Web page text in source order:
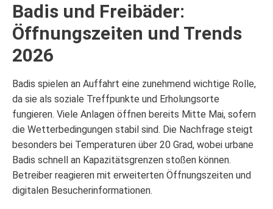
Badis und Freibäder:
Öffnungszeiten und Trends
2026
Badis spielen an Auffahrt eine zunehmend wichtige Rolle,
da sie als soziale Treffpunkte und Erholungsorte
fungieren. Viele Anlagen öffnen bereits Mitte Mai, sofern
die Wetterbedingungen stabil sind. Die Nachfrage steigt
besonders bei Temperaturen über 20 Grad, wobei urbane
Badis schnell an Kapazitätsgrenzen stoßen können.
Betreiber reagieren mit erweiterten Öffnungszeiten und
digitalen Besucherinformationen.